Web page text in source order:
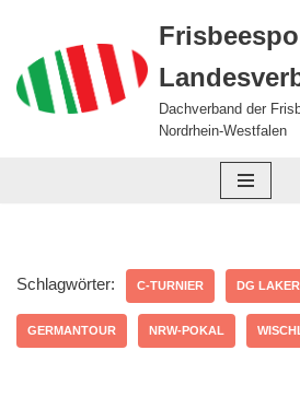
Zum
Inhalt
springen
Dachverband der
Nordrhein-Westfalen
Schlagwörter: C-TURNIER DG
GERMANTOUR NRW-POKAL